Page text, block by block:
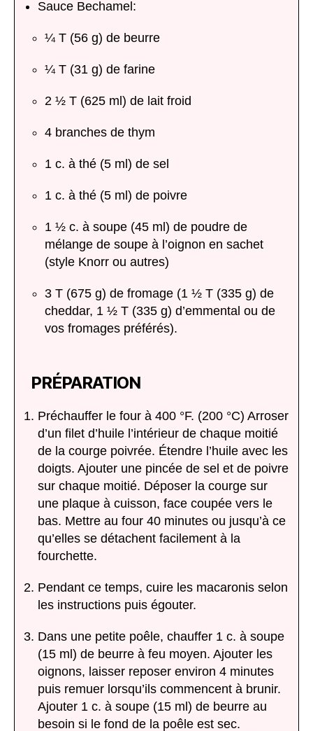
Sauce Bechamel:
¼ T (56 g) de beurre
¼ T (31 g) de farine
2 ½ T (625 ml) de lait froid
4 branches de thym
1 c. à thé (5 ml) de sel
1 c. à thé (5 ml) de poivre
1 ½ c. à soupe (45 ml) de poudre de
mélange de soupe à l’oignon en sachet
(style Knorr ou autres)
3 T (675 g) de fromage (1 ½ T (335 g) de
cheddar, 1 ½ T (335 g) d’emmental ou de
vos fromages préférés).
PRÉPARATION
Préchauffer le four à 400 °F. (200 °C) Arroser
d’un filet d’huile l’intérieur de chaque moitié
de la courge poivrée. Étendre l’huile avec les
doigts. Ajouter une pincée de sel et de poivre
sur chaque moitié. Déposer la courge sur
une plaque à cuisson, face coupée vers le
bas. Mettre au four 40 minutes ou jusqu’à ce
qu’elles se détachent facilement à la
fourchette.
Pendant ce temps, cuire les macaronis selon
les instructions puis égouter.
Dans une petite poêle, chauffer 1 c. à soupe
(15 ml) de beurre à feu moyen. Ajouter les
oignons, laisser reposer environ 4 minutes
puis remuer lorsqu’ils commencent à brunir.
Ajouter 1 c. à soupe (15 ml) de beurre au
besoin si le fond de la poêle est sec.